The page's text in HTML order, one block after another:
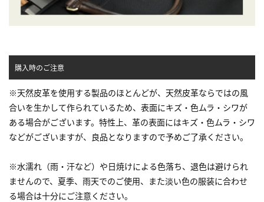
購入時のご注意
※天然皮革を使用する製品のほとんどが、天然皮革ならではの風
合いを生かして作られているため、表面にキズ・色ムラ・シワが
ある場合がございます。特性上、革の表面にはキズ・色ムラ・シワ
などがございますが、良品となりますので予めご了承ください。
※水濡れ（雨・汗など）や日焼けによる色落ち、退色は避けられ
ませんので、夏季、雨天でのご使用、また淡い色の服装に合わせ
る場合は十分にご注意ください。